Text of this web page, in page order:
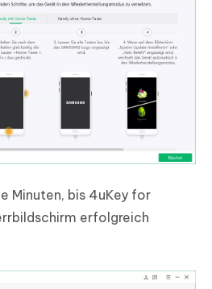
Minuten, bis 4uKey for
erfolgreich